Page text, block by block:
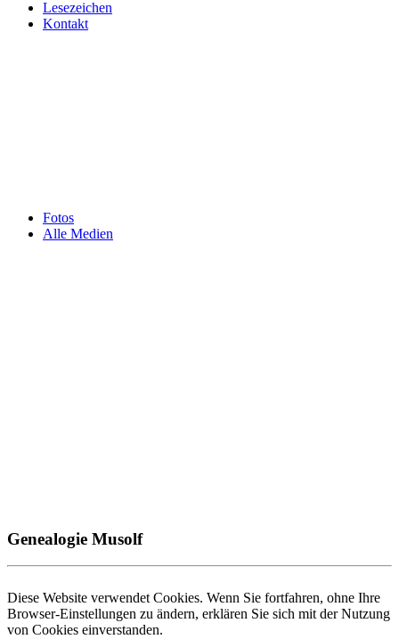
Fotos
Alle Medien
Lesezeichen
Kontakt
Genealogie Musolf
Diese Website verwendet Cookies. Wenn Sie fortfahren, ohne Ihre
Browser-Einstellungen zu ändern, erklären Sie sich mit der Nutzung
von Cookies einverstanden.